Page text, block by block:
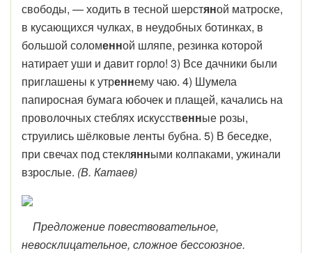
свободы, — ходить в тесной шерстяной матроске,
в кусающихся чулках, в неудобных ботинках, в
большой соломенной шляпе, резинка которой
натирает уши и давит горло! 3) Все дачники были
приглашены к утреннему чаю. 4) Шумела
папиросная бумага юбочек и плащей, качались на
проволочных стеблях искусственные розы,
струились шёлковые ленты бубна. 5) В беседке,
при свечах под стеклянными колпаками, ужинали
взрослые. (В. Катаев)
Предложение повествовательное,
невосклицательное, сложное бессоюзное.